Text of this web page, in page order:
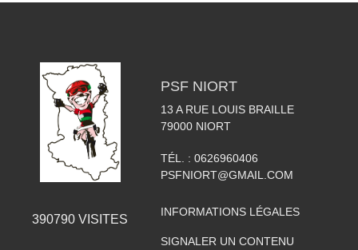
390790 VISITES
PSF NIORT
13 A RUE LOUIS BRAILLE
79000 NIORT
TÉL. : 0626960406
PSFNIORT@GMAIL.COM
INFORMATIONS LÉGALES
SIGNALER UN CONTENU